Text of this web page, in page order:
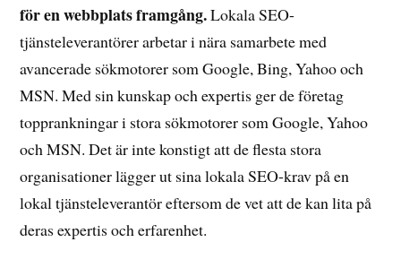
för en webbplats framgång.Lokala SEO-
tjänsteleverantörer arbetar i nära samarbete med
avancerade sökmotorer som Google, Bing, Yahoo och
MSN. Med sin kunskap och expertis ger de företag
topprankningar i stora sökmotorer som Google, Yahoo
och MSN. Det är inte konstigt att de flesta stora
organisationer lägger ut sina lokala SEO-krav på en
lokal tjänsteleverantör eftersom de vet att de kan lita på
deras expertis och erfarenhet.